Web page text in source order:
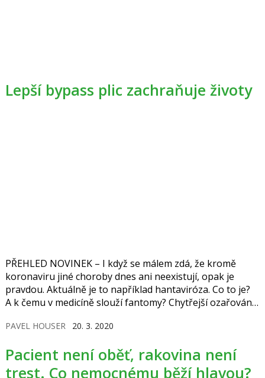
Lepší bypass plic zachraňuje životy
PŘEHLED NOVINEK – I když se málem zdá, že kromě
koronaviru jiné choroby dnes ani neexistují, opak je
pravdou. Aktuálně je to například hantaviróza. Co to je?
A k čemu v medicíně slouží fantomy? Chytřejší ozařování
třeba zachytit včas. Na bércové vředy pomůže
PAVEL HOUSER 20. 3. 2020
Pacient není oběť, rakovina není
trest. Co nemocnému běží hlavou?